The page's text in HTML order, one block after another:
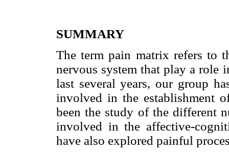
SUMMARY
The term pain matrix refers to
nervous system that play a role
last several years, our group
involved in the establishment
been the study of the different
involved in the affective-
have also explored painful